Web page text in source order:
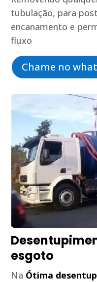
tubulação, para
encanamento e
fluxo
Chame no
esgoto
Na Ótima